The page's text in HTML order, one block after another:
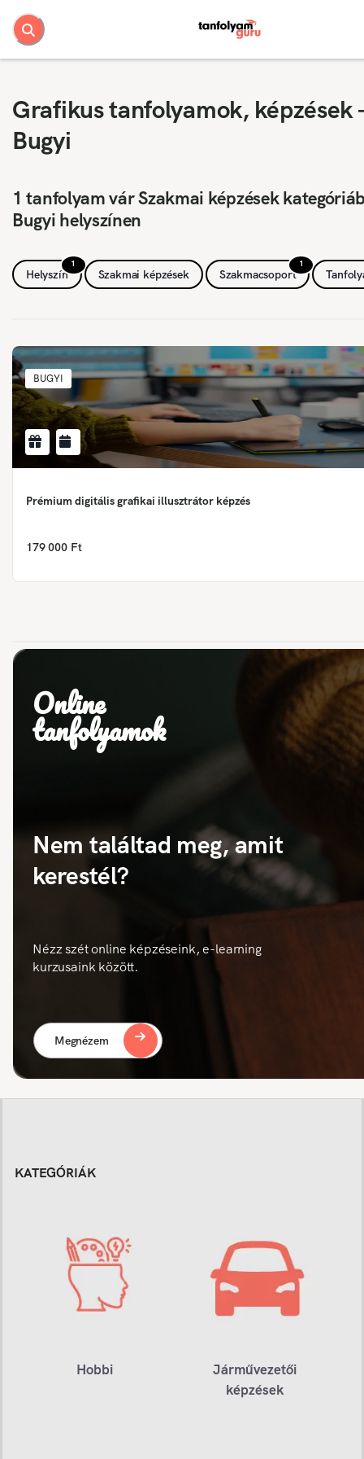
Grafikus tanfolyamok, képzések
Bugyi
1 tanfolyam vár Szakmai képzések
Bugyi helyszínen
1
Helyszín Szakmai képzések
1
Szakmacsoport
BUGYI
Prémium digitális grafikai illusztrátor képzés
179 000 Ft
Online
tanfolyamok
Nem találtad meg, amit
kerestél?
Nézz szét online képzéseink, e-learning
kurzusaink között.
Megnézem
KATEGÓRIÁK
Hobbi
Járművezetői
képzések